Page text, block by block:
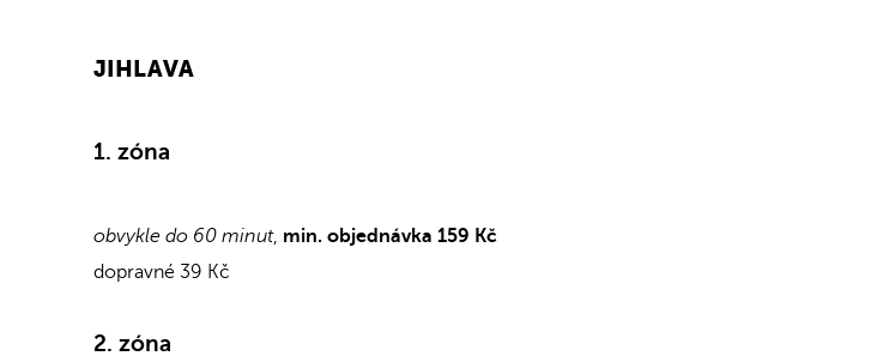
JIHLAVA
1. zóna
obvykle do 60 minut, min. objednávka 159 Kč
dopravné 39 Kč
2. zóna